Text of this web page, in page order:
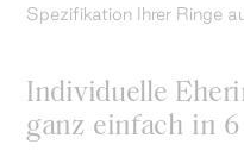
Spezifikation Ihrer Ringe
Individuelle
ganz einfach in